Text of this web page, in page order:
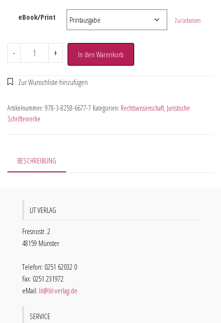
eBook/Print Zurücksetzen
- + In den Warenkorb
Artikelnummer: 978-3-8258-6677-7 Kategorien: Rechtswissenschaft, Juristische
Schriftenreihe
BESCHREIBUNG
LIT VERLAG
Fresnostr. 2
48159 Münster
Telefon: 0251 62032 0
Fax: 0251 231972
eMail: lit@lit-verlag.de
SERVICE